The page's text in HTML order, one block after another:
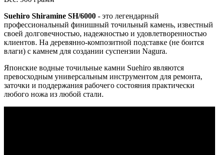
Suehiro Shiramine SH/6000 - это легендарный
профессиональный финишный точильный камень, известный
своей долговечностью, надежностью и удовлетворенностью
клиентов. На деревянно-композитной подставке (не боится
влаги) с камнем для создании суcпензии Nagura.
Японские водные точильные камни Suehiro являются
превосходным универсальным инструментом для ремонта,
заточки и поддержания рабочего состояния практически
любого ножа из любой стали.